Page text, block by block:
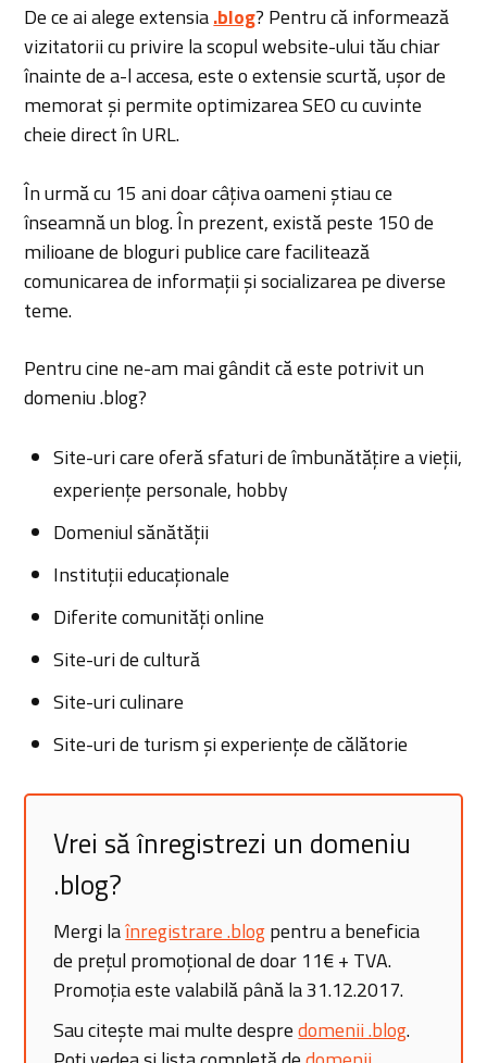
De ce ai alege extensia.blog? Pentru că informează
vizitatorii cu privire la scopul website-ului tău chiar
înainte de a-l accesa, este o extensie scurtă, ușor de
memorat și permite optimizarea SEO cu cuvinte
cheie direct în URL.
În urmă cu 15 ani doar câțiva oameni știau ce
înseamnă un blog. În prezent, există peste 150 de
milioane de bloguri publice care facilitează
comunicarea de informații și socializarea pe diverse
teme.
Pentru cine ne-am mai gândit că este potrivit un
domeniu .blog?
Site-uri care oferă sfaturi de îmbunătățire a vieții,
experiențe personale, hobby
Domeniul sănătății
Instituții educaționale
Diferite comunități online
Site-uri de cultură
Site-uri culinare
Site-uri de turism și experiențe de călătorie
Vrei să înregistrezi un domeniu
.blog?
Mergi laînregistrare .blogpentru a beneficia
de prețul promoțional de doar 11€ + TVA.
Promoția este valabilă până la 31.12.2017.
Sau citește mai multe despredomenii .blog.